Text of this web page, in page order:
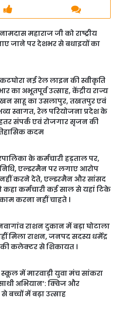
नामदास महाराज जी को राष्ट्रीय
जाने पर देशभर से बधाइयों का
नई रेल लाइन की स्वीकृति
का अभूतपूर्व उत्साह, केंद्रीय राज्य
साहू का उसलापुर, तखतपुर एवं
स्वागत, रेल परियोजना प्रदेश के
संपर्क एवं रोजगार सृजन की
कदम
के कर्मचारी हड़ताल पर,
एल्डरमैन पर लगाए आरोप
करने देते, एल्डरमैन और सांसद
ने कहा कर्मचारी कई साल से यहां टिके
करना नहीं चाहते ।
नवागांव राशन दुकान में बड़ा घोटाला
मिला राशन, जनपद सदस्य धर्मेंद्र
कलेक्टर से शिकायत ।
स्कूल में मारवाड़ी युवा मंच सांकरा
साथी अभियान’: क्विज और
बच्चों में बढ़ा उत्साह